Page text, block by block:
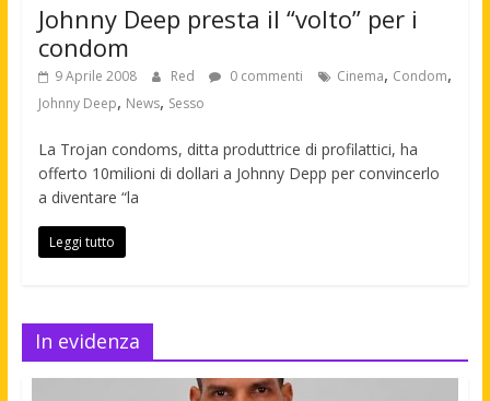
Johnny Deep presta il “volto” per i
condom
9 Aprile 2008 Red 0 commenti Cinema, Condom,
Johnny Deep, News, Sesso
La Trojan condoms, ditta produttrice di profilattici, ha
offerto 10milioni di dollari a Johnny Depp per convincerlo
a diventare “la
Leggi tutto
In evidenza